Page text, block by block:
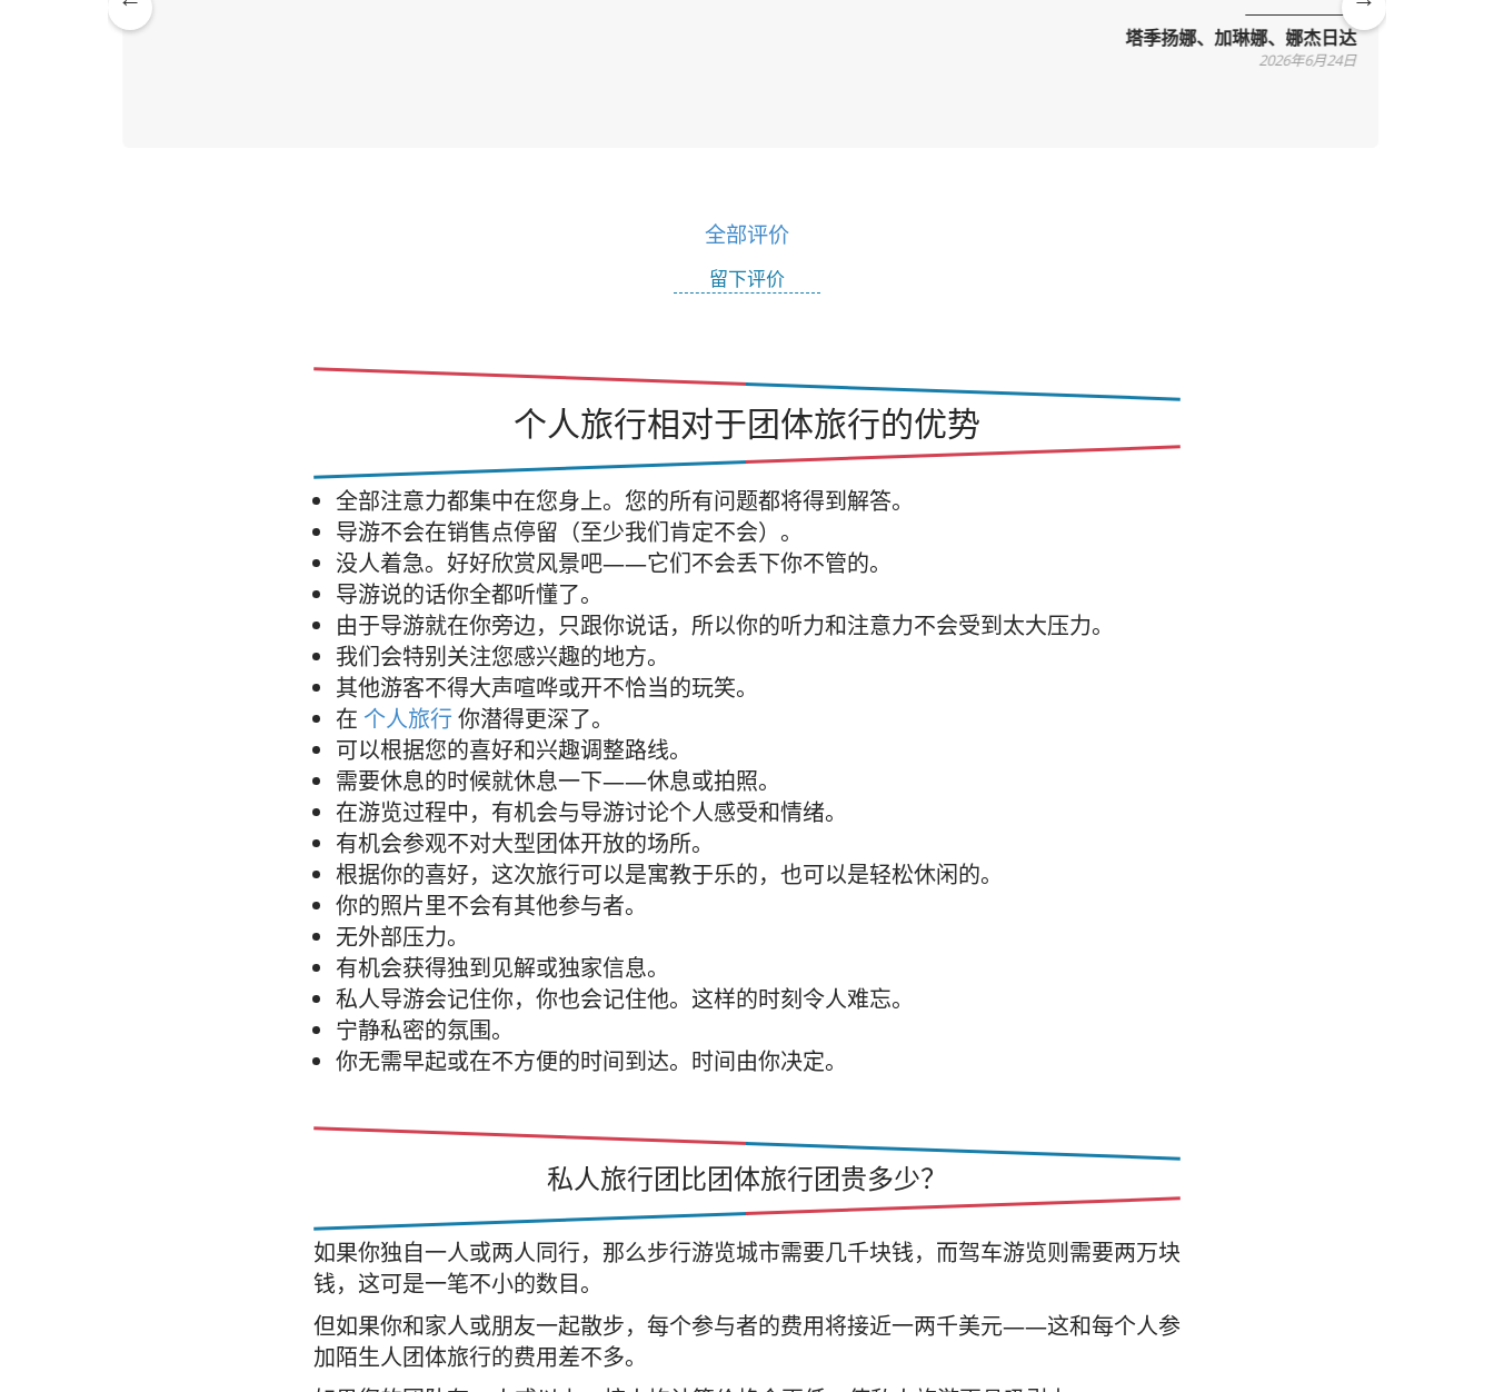
Pre
塔季扬娜、加琳娜、娜杰日达
2026年6月24日
Ne
全部评价
留下评价
个人旅行相对于团体旅行的优势
全部注意力都集中在您身上。您的所有问题都将得到解答。
导游不会在销售点停留（至少我们肯定不会）。
没人着急。好好欣赏风景吧——它们不会丢下你不管的。
导游说的话你全都听懂了。
由于导游就在你旁边，只跟你说话，所以你的听力和注意力不会受到太大压力。
我们会特别关注您感兴趣的地方。
其他游客不得大声喧哗或开不恰当的玩笑。
在 个人旅行 你潜得更深了。
可以根据您的喜好和兴趣调整路线。
需要休息的时候就休息一下——休息或拍照。
在游览过程中，有机会与导游讨论个人感受和情绪。
有机会参观不对大型团体开放的场所。
根据你的喜好，这次旅行可以是寓教于乐的，也可以是轻松休闲的。
你的照片里不会有其他参与者。
无外部压力。
有机会获得独到见解或独家信息。
私人导游会记住你，你也会记住他。这样的时刻令人难忘。
宁静私密的氛围。
你无需早起或在不方便的时间到达。时间由你决定。
私人旅行团比团体旅行团贵多少？
如果你独自一人或两人同行，那么步行游览城市需要几千块钱，而驾车游览则需要两万块
钱，这可是一笔不小的数目。
但如果你和家人或朋友一起散步，每个参与者的费用将接近一两千美元——这和每个人参
加陌生人团体旅行的费用差不多。